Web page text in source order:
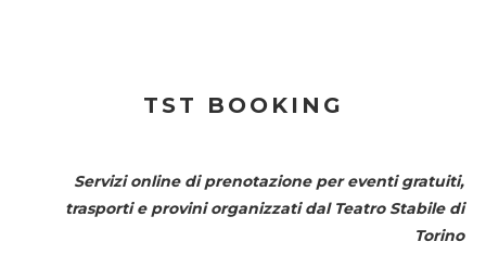
TST BOOKING
Servizi online di prenotazione per eventi gratuiti,
trasporti e provini organizzati dal Teatro Stabile di
Torino